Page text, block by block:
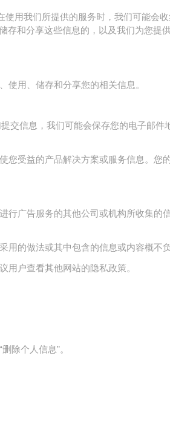
使用我们所提供的服务时，我们可能会收
存和分享这些信息的，以及我们为您提
用、储存和分享您的相关信息。
交信息，我们可能会保存您的电子邮件
您受益的产品解决方案或服务信息。您
行广告服务的其他公司或机构所收集的
的做法或其中包含的信息或内容概不负
户查看其他网站的隐私政策。
除个人信息”。